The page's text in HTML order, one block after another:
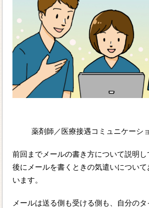
薬剤師／医療接遇コミュニケーシ
前回までメールの書き方について説明
後にメールを書くときの気遣いについ
います。
メールは送る側も受ける側も、自分の